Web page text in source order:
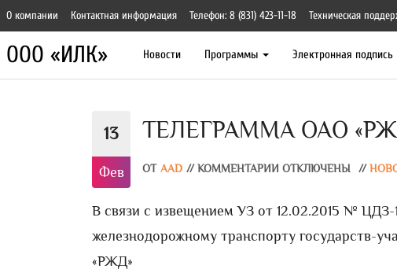
О компании Контактная информация Телефон: 8 (831) 423-11-18 Техническая
ООО «ИЛК» Новости Программы Электронная подпись
13
Фев
ТЕЛЕГРАММА ОАО
ОТ AAD // КОММЕНТАРИИ ОТКЛЮЧЕНЫ //
В связи с извещением УЗ от 12.02.2015 №
железнодорожному транспорту государств-
«РЖД»